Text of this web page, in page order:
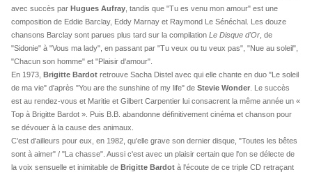
avec succès par Hugues Aufray , tandis que "Tu es venu mon amour" est une
composition de Eddie Barclay, Eddy Marnay et Raymond Le Sénéchal. Les douze
chansons Barclay sont parues plus tard sur la compilation Le Disque d'Or , de
"Sidonie" à "Vous ma lady", en passant par "Tu veux ou tu veux pas", "Nue au soleil",
"Chacun son homme" et "Plaisir d'amour".
En 1973, Brigitte Bardot retrouve Sacha Distel avec qui elle chante en duo "Le soleil
de ma vie" d'après "You are the sunshine of my life" de Stevie Wonder . Le succès
est au rendez-vous et Maritie et Gilbert Carpentier lui consacrent la même année un «
Top à Brigitte Bardot ». Puis B.B. abandonne définitivement cinéma et chanson pour
se dévouer à la cause des animaux.
C'est d'ailleurs pour eux, en 1982, qu'elle grave son dernier disque, "Toutes les bêtes
sont à aimer" / "La chasse". Aussi c'est avec un plaisir certain que l'on se délecte de
la voix sensuelle et inimitable de Brigitte Bardot à l'écoute de ce triple CD retraçant